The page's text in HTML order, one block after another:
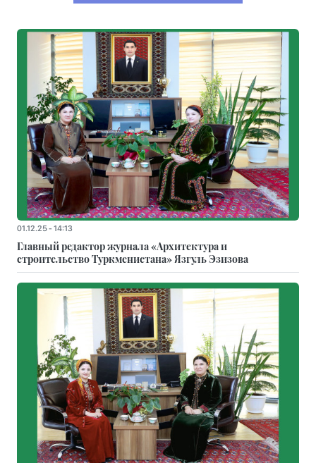
01.12.25 - 14:13
Главный редактор журнала «Архитектура и
строительство Туркменистана» Язгуль Эзизова